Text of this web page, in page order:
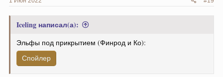
Iceling написал(а):
Эльфы под прикрытием (Финрод и Ко):
Спойлер